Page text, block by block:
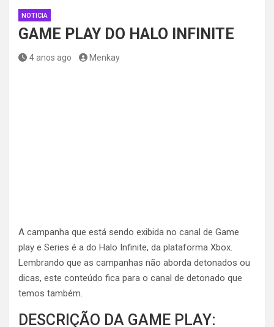
NOTICIA
GAME PLAY DO HALO INFINITE
4 anos ago Menkay
A campanha que está sendo exibida no canal de Game
play e Series é a do Halo Infinite, da plataforma Xbox.
Lembrando que as campanhas não aborda detonados ou
dicas, este conteúdo fica para o canal de detonado que
temos também.
DESCRIÇÃO DA GAME PLAY: